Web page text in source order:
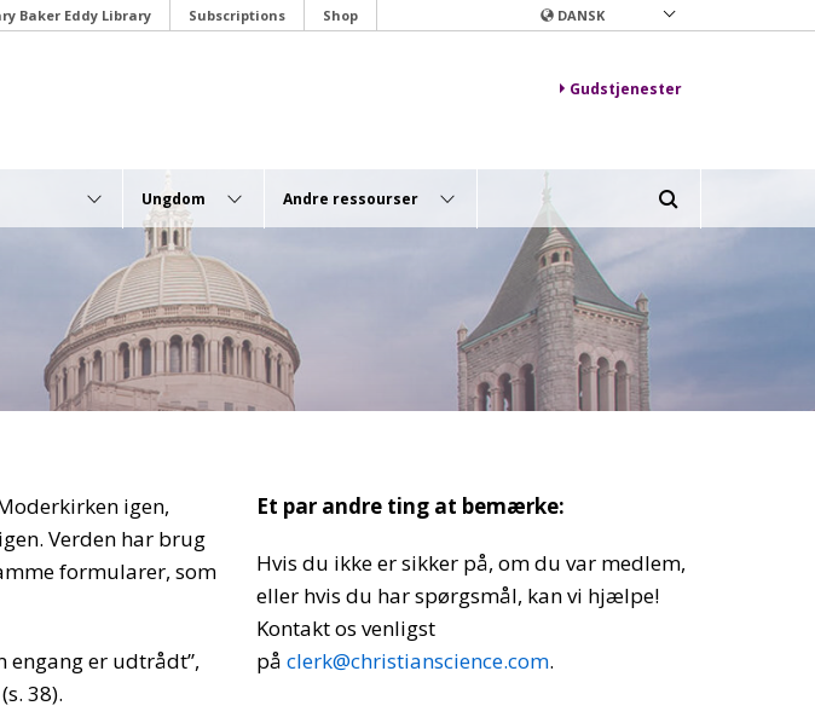
Baker Eddy Library Subscriptions Shop DANSK
Gudstjenester
Ungdom Andre ressourser
igen,
Verden har brug
formularer, som
engang er udtrådt”,
38).
Et par andre ting at bemærke:
Hvis du ikke er sikker på, om du var medlem,
eller hvis du har spørgsmål, kan vi hjælpe!
Kontakt os venligst
på clerk@christianscience.com.